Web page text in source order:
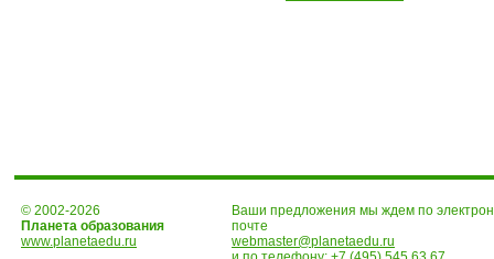
© 2002-2026
Планета образования
www.planetaedu.ru
Ваши предложения мы ждем по
почте
webmaster@planetaedu.ru